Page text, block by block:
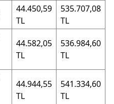
44.450,59
TL
535.707,08
TL
44.582,05
TL
536.984,60
TL
44.944,55
TL
541.334,60
TL